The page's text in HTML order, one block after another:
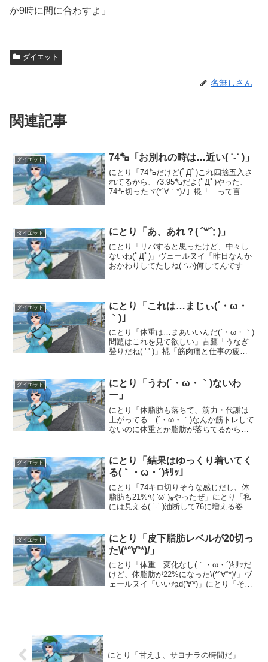
か9時に間に合わすよ」
ダイエット
名無しさん
関連記事
ダイエット 74㌔「お別れの時は…近い( ˙-˙ )」
にとり「74㌔だけど(ﾟДﾟ)これ四捨五入さ
れてるから、73.95㌔だよ(ﾟДﾟ)やった、
74㌔切ったヾ(*´∀｀*)ﾉ」椛「…って言わ
ダイエット にとり「あ、あれ？( ˆ꒳ˆ; )」
にとり「リバすると思ったけど、中々し
ないね(ﾟДﾟ)」ヴェールヌイ「昨日なんか
おかわりしてたしね( ◜ᴗ◝)何してんですか
ダイエット
にとり「これは…まじぃ(´・ω・
｀)｣
にとり「体重は…まあいいんだ(´・ω・｀)
問題はこれを見て欲しい」古鷹「うなぎ
登りだね( '-' )」椛「筋肉痛と仕事の疲れ
にまずい」ヴェールヌイ「まあ、不味...
ダイエット
にとり「うわ(´・ω・｀)ないわ
ー」
にとり「体脂肪も落ちて、筋力・代謝は
上がってる…(´・ω・｀)なんか筋トレして
ないのに体重とか脂肪が落ちてるから、
よヽ('ㅅ' ;ヽ三 ﾉ; 'ㅅ')ﾉむしろちゃ...
ダイエット
にとり「結果はゆっくり着いてく
る(｀・ω・´)ｷﾘｯ」
にとり「74キロ切りそうな感じだし、体
脂肪も21%٩( 'ω' )وやったぜ」にとり「私
には見える( ˙-˙ )油断して76に増える姿が
る、みえる(/ω＼*)スケ...
ダイエット
にとり「皮下脂肪レベルが20切っ
た\(*°∀°*)/」
にとり「体重…変化なし(｀・ω・´)ｷﾘｯだ
けど、体脂肪が22%になった\(*°∀°*)/」ヴ
ェールヌイ「いいねd('∀'*)」にとり「それ
にとり「甘えよ、サヨナラの時間だ」